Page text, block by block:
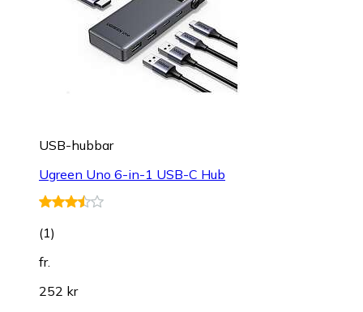
USB-hubbar
Ugreen Uno 6-in-1 USB-C Hub
(1)
fr.
252 kr